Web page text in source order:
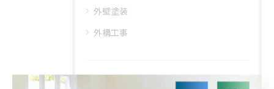
外壁塗装
外構工事